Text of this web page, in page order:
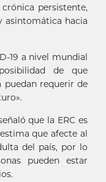
persistente,
asintomática hacia
19 a nivel mundial
de que
puedan requerir de
que la ERC es
que afecte al
del país, por lo
pueden estar